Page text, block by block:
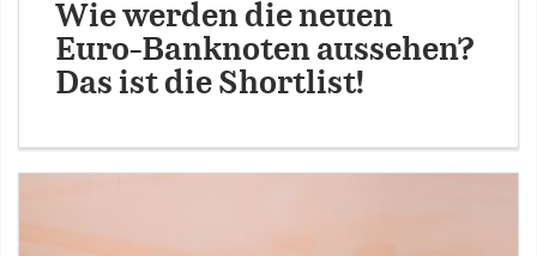
Wie werden die neuen
Euro-Banknoten aussehen?
Das ist die Shortlist!